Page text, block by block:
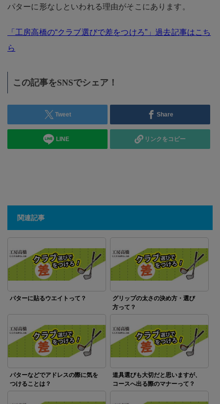
パターに形なしといわれる理由がそこにあります。
「工房高橋の“クラブ選びで差をつけろ”」過去記事はこち
ら
この記事をSNSでシェア！
Tweet Share
LINE リンクをコピー
関連記事
パターに貼るウエイトって？
グリップの太さの決め方・選び
方って？
パターなどでアドレスの際に気を
つけることは？
道具選びも大切だと思いますが、
コースへ出る際のマナーって？